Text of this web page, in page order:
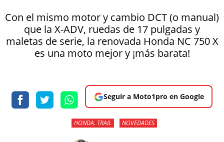
Con el mismo motor y cambio DCT (o manual)
que la X-ADV, ruedas de 17 pulgadas y
maletas de serie, la renovada Honda NC 750 X
es una moto mejor y ¡más barata!
Seguir a Moto1pro en Google
HONDA. TRAIL NOVEDADES